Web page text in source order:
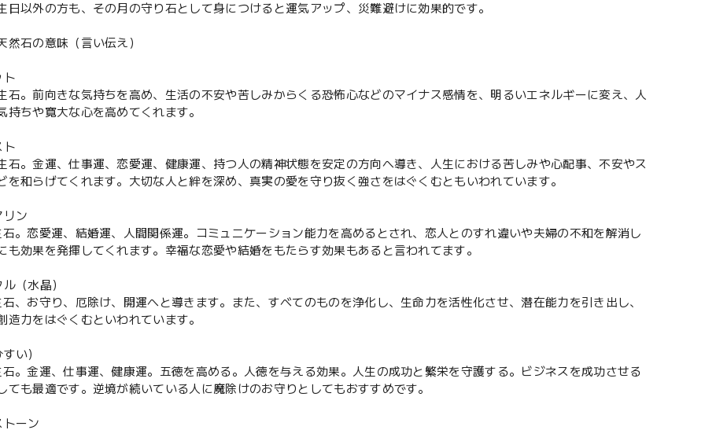
日以外の方も、その月の守り石として身につけると運気アップ、災難避けに効果的です。
然石の意味（言い伝え）
ト
石。前向きな気持ちを高め、生活の不安や苦しみからくる恐怖心などのマイナス感情を、明るいエネルギーに変え、人
持ちや寛大な心を高めてくれます。
ト
石。金運、仕事運、恋愛運、健康運、持つ人の精神状態を安定の方向へ導き、人生における苦しみや心配事、不安やス
を和らげてくれます。大切な人と絆を深め、真実の愛を守り抜く強さをはぐくむともいわれています。
リン
。恋愛運、結婚運、人間関係運。コミュニケーション能力を高めるとされ、恋人とのすれ違いや夫婦の不和を解消し
も効果を発揮してくれます。幸福な恋愛や結婚をもたらす効果もあると言われてます。
（水晶）
、お守り、厄除け、開運へと導きます。また、すべてのものを浄化し、生命力を活性化させ、潜在能力を引き出し、
造力をはぐくむといわれています。
い）
。金運、仕事運、健康運。五徳を高める。人徳を与える効果。人生の成功と繁栄を守護する。ビジネスを成功させる
ても最適です。逆境が続いている人に魔除けのお守りとしてもおすすめです。
ーン